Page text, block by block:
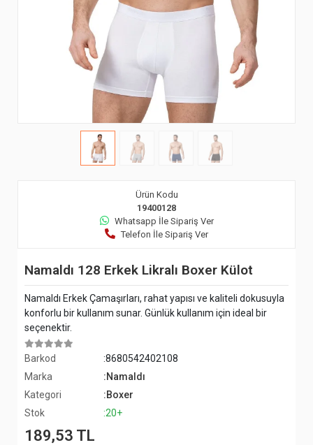
Ürün Kodu
19400128
Whatsapp İle Sipariş Ver
Telefon İle Sipariş Ver
Namaldı 128 Erkek Likralı Boxer Külot
Namaldı Erkek Çamaşırları, rahat yapısı ve kaliteli dokusuyla
konforlu bir kullanım sunar. Günlük kullanım için ideal bir
seçenektir.
Barkod
:8680542402108
Marka
:Namaldı
Kategori
:Boxer
Stok
:20+
189,53 TL